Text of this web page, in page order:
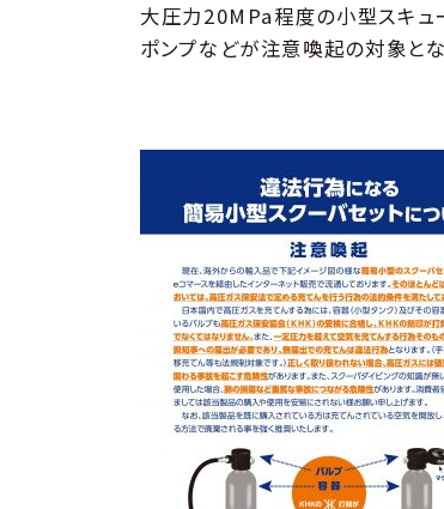
大圧力20MPa程度の小型スキュ
ポンプなどが注意喚起の対象とな